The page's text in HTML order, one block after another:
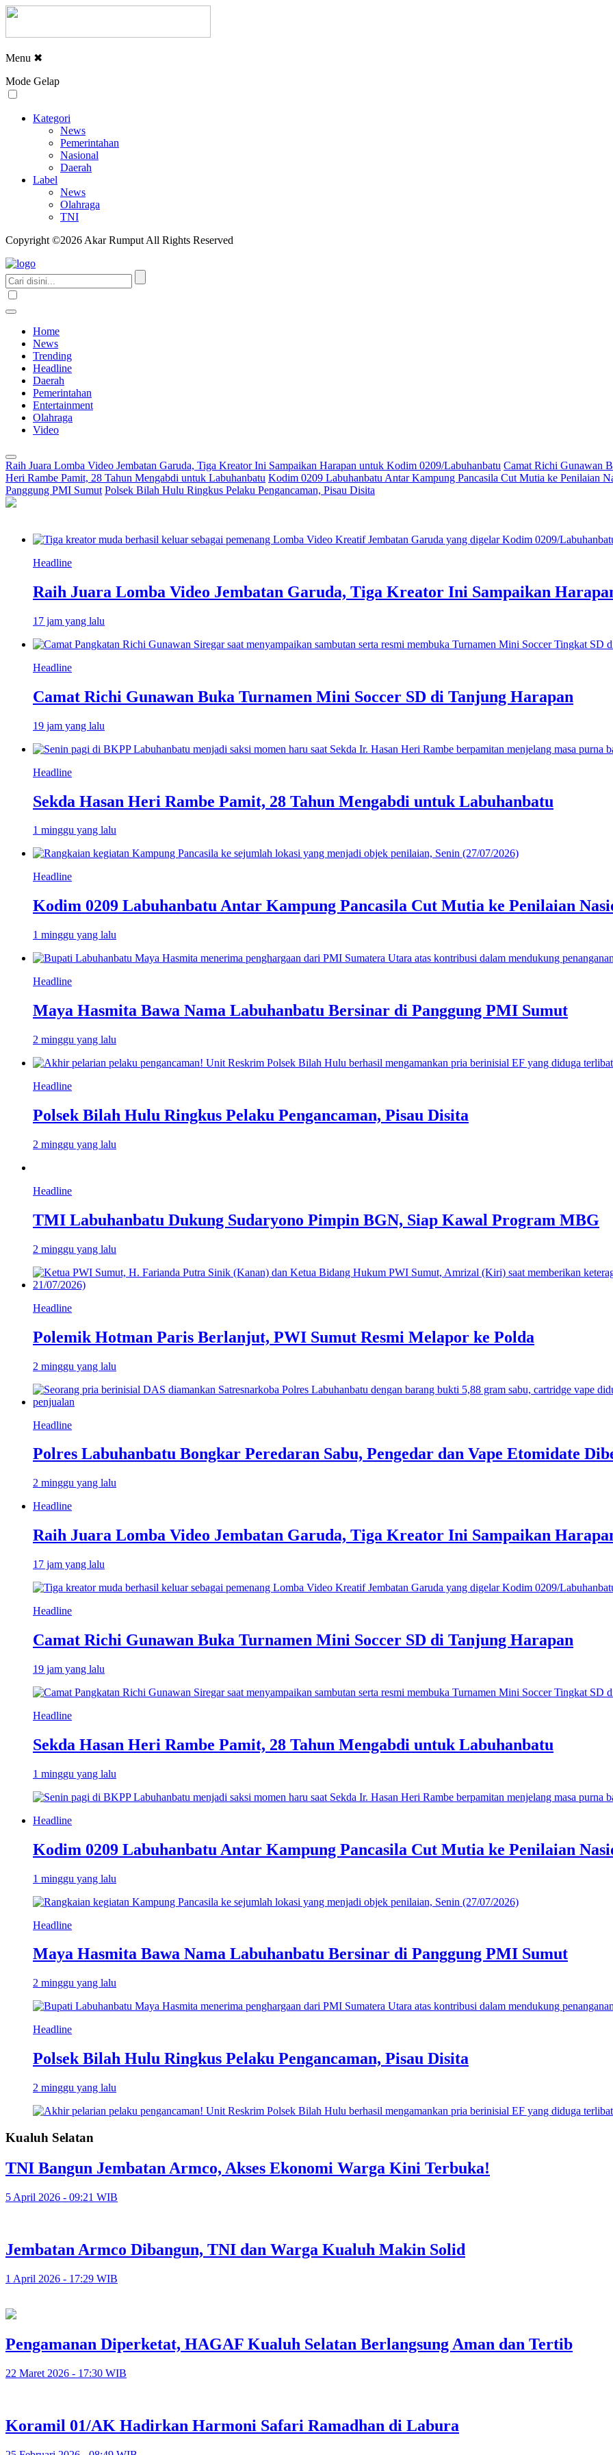
Menu ✖
Mode Gelap
Kategori
News
Pemerintahan
Nasional
Daerah
Label
News
Olahraga
TNI
Copyright ©2026 Akar Rumput All Rights Reserved
Home
News
Trending
Headline
Daerah
Pemerintahan
Entertainment
Olahraga
Video
Raih Juara Lomba Video Jembatan Garuda, Tiga Kreator Ini Sampaikan Harapan untuk Kodim 0209/Labuhanbatu Camat Richi Gunawan
Heri Rambe Pamit, 28 Tahun Mengabdi untuk Labuhanbatu Kodim 0209 Labuhanbatu Antar Kampung Pancasila Cut Mutia ke Penilaian
Panggung PMI Sumut Polsek Bilah Hulu Ringkus Pelaku Pengancaman, Pisau Disita
Headline
Raih Juara Lomba Video Jembatan Garuda, Tiga Kreator Ini Sampaikan
17 jam yang lalu
Headline
Camat Richi Gunawan Buka Turnamen Mini Soccer SD di Tanjung Harapan
19 jam yang lalu
Headline
Sekda Hasan Heri Rambe Pamit, 28 Tahun Mengabdi untuk Labuhanbatu
1 minggu yang lalu
Headline
Kodim 0209 Labuhanbatu Antar Kampung Pancasila Cut Mutia ke Penilaian
1 minggu yang lalu
Headline
Maya Hasmita Bawa Nama Labuhanbatu Bersinar di Panggung PMI Sumut
2 minggu yang lalu
Headline
Polsek Bilah Hulu Ringkus Pelaku Pengancaman, Pisau Disita
2 minggu yang lalu
Headline
TMI Labuhanbatu Dukung Sudaryono Pimpin BGN, Siap Kawal Program MBG
2 minggu yang lalu
Headline
Polemik Hotman Paris Berlanjut, PWI Sumut Resmi Melapor ke Polda
2 minggu yang lalu
Headline
Polres Labuhanbatu Bongkar Peredaran Sabu, Pengedar dan Vape Etomidate
2 minggu yang lalu
Headline
Raih Juara Lomba Video Jembatan Garuda, Tiga Kreator Ini Sampaikan
17 jam yang lalu
Headline
Camat Richi Gunawan Buka Turnamen Mini Soccer SD di Tanjung Harapan
19 jam yang lalu
Headline
Sekda Hasan Heri Rambe Pamit, 28 Tahun Mengabdi untuk Labuhanbatu
1 minggu yang lalu
Headline
Kodim 0209 Labuhanbatu Antar Kampung Pancasila Cut Mutia ke Penilaian
1 minggu yang lalu
Headline
Maya Hasmita Bawa Nama Labuhanbatu Bersinar di Panggung PMI Sumut
2 minggu yang lalu
Headline
Polsek Bilah Hulu Ringkus Pelaku Pengancaman, Pisau Disita
2 minggu yang lalu
Kualuh Selatan
TNI Bangun Jembatan Armco, Akses Ekonomi Warga Kini Terbuka!
5 April 2026 - 09:21 WIB
Jembatan Armco Dibangun, TNI dan Warga Kualuh Makin Solid
1 April 2026 - 17:29 WIB
Pengamanan Diperketat, HAGAF Kualuh Selatan Berlangsung Aman dan Tertib
22 Maret 2026 - 17:30 WIB
Koramil 01/AK Hadirkan Harmoni Safari Ramadhan di Labura